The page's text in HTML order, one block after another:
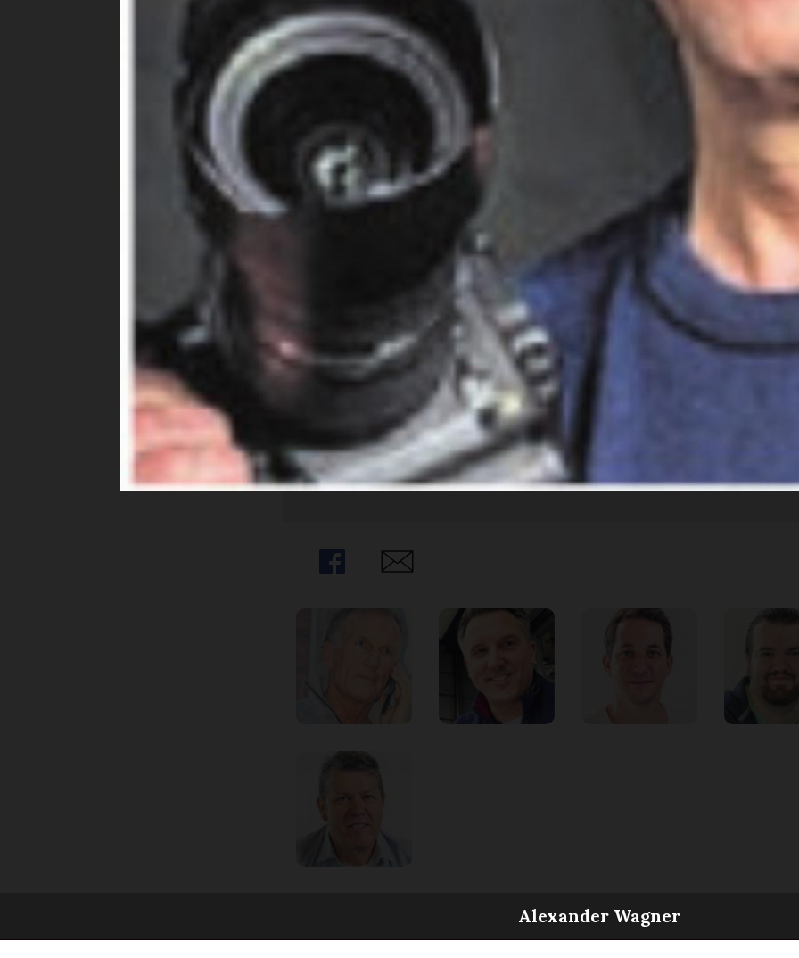
Alexander Wagner
Ex-Präsident Aargauer Sportjournalisten, Sportfotograf
1. Joel Strebel
2. Daphne Gautschi
3. Alessandro Vogt
Joel Strebel kehrte nach seinem Kreuzbandriss stark
gewann seinen dritten ...
Möchten Sie
weiterlesen?
Ja. Ich bin
Abonnent.
Anmelden
Haben Sie noch kein Konto?RegistrierenSie sich hier
Ja. Ich
Share Share
Alexander Wagner